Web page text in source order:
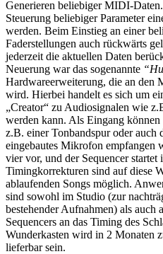
Generieren beliebiger MIDI-
Steuerung beliebiger Parameter
werden. Beim Einstieg an einer
Faderstellungen auch rückwärts
jederzeit die aktuellen Daten
Neuerung war das sogenannte
Hardwareerweiterung, die an den
wird. Hierbei handelt es sich um
„Creator“ zu Audiosignalen wie
werden kann. Als Eingang
z.B. einer Tonbandspur oder auch
eingebautes Mikrofon empfangen
vier vor, und der Sequencer startet
Timingkorrekturen sind auf diese
ablaufenden Songs möglich.
sind sowohl im Studio (zur
bestehender Aufnahmen) als
Sequencers an das Timing des
Wunderkasten wird in 2 Monaten
lieferbar sein.